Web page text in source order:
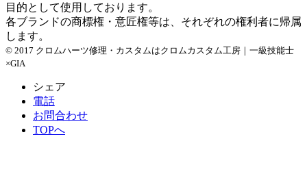
目的として使用しております。
各ブランドの商標権・意匠権等は、それぞれの権利者に帰属
します。
© 2017 クロムハーツ修理・カスタムはクロムカスタム工房｜一級技能士
×GIA
シェア
電話
お問合わせ
TOPへ